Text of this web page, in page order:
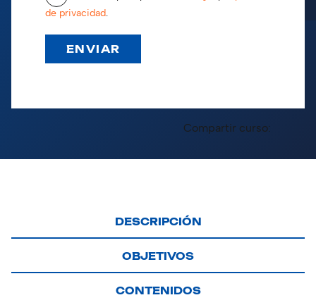
de privacidad.
Compartir curso:
DESCRIPCIÓN
OBJETIVOS
CONTENIDOS